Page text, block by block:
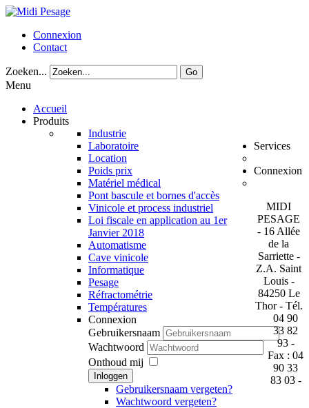
Connexion
Contact
Zoeken... Go
Menu
Accueil
Produits
Industrie
Laboratoire
Location
Poids prix
Matériel médical
Pont bascule et bornes d'accès
Vinicole et process industriel
Loi fiscale en application au 1er
Janvier 2018
Services
Automatisme
Cave vinicole
Informatique
Pesage
Réfractométrie
Températures
Connexion
Connexion
Gebruikersnaam
Wachtwoord
Onthoud mij
Inloggen
Gebruikersnaam vergeten?
Wachtwoord vergeten?
MIDI
PESAGE
- 16 Allée
de la
Sarriette -
Z.A. Saint
Louis -
84250 Le
Thor - Tél.
04 90
33 82
93 -
Fax : 04
90 33
83 03 -